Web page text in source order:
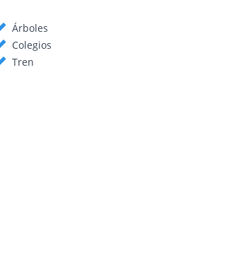
Árboles
Colegios
Tren